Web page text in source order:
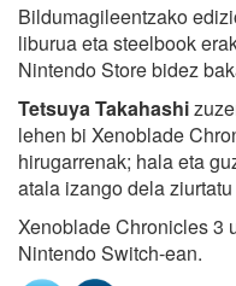
Bildumagileentzako
liburua eta steelbook
Nintendo Store bidez
Tetsuya Takahashi
lehen bi Xenoblade
hirugarrenak; hala eta
atala izango dela
Xenoblade Chronicles 3
Nintendo Switch-ean.